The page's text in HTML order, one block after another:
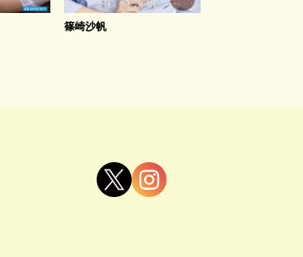
篠崎沙帆